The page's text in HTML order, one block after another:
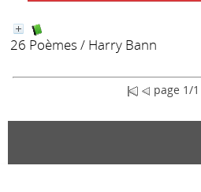
26 Poèmes / Harry Bann
page 1/1